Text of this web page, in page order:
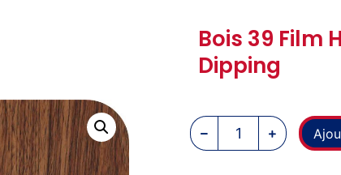
Bois 39 Film
Dipping